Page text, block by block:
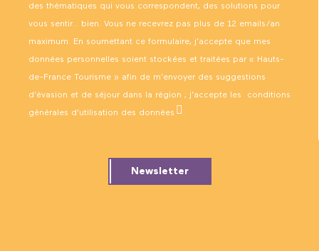
des thématiques qui vous correspondent, des solutions pour
vous sentir… bien. Vous ne recevrez pas plus de 12 emails/an
maximum. En soumettant ce formulaire, j’accepte que mes
données personnelles soient stockées et traitées par « Hauts-
de-France Tourisme » afin de m’envoyer des suggestions
d’évasion et de séjour dans la région ; j’accepte les conditions
générales d’utilisation des données .
Newsletter